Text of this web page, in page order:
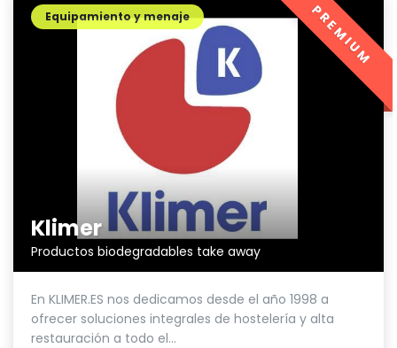
Klimer
Productos biodegradables take away
Equipamiento y menaje
En KLIMER.ES nos dedicamos desde el año 1998 a
ofrecer soluciones integrales de hostelería y alta
restauración a todo el...
PREMIUM